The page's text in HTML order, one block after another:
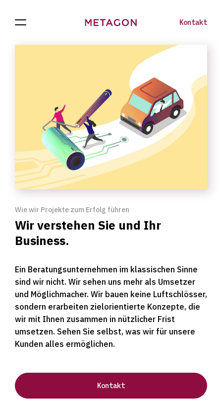
Navigation
Homepage
Kontakt
Wie wir Projekte zum Erfolg führen
Wir verstehen Sie und Ihr
Business.
Ein Beratungsunternehmen im klassischen Sinne
sind wir nicht. Wir sehen uns mehr als Umsetzer
und Möglichmacher. Wir bauen keine Luftschlösser,
sondern erarbeiten zielorientierte Konzepte, die
wir mit Ihnen zusammen in nützlicher Frist
umsetzen. Sehen Sie selbst, was wir für unsere
Kunden alles ermöglichen.
Kontakt